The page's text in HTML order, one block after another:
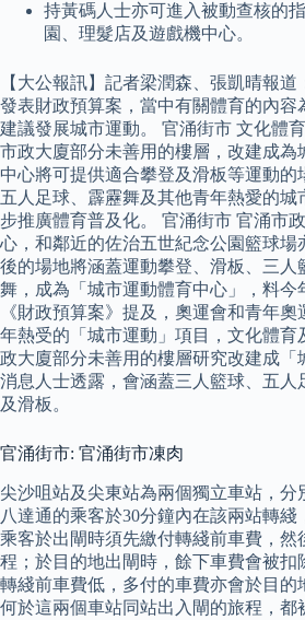
持黃碼人士亦可進入被動查核的
園、理髮店及遊戲機中心。
【大公報訊】記者梁潤森、張凱晴報
發表財政預算案，當中有關體育的內容
建議發展城市運動。 官涌街市 文化體
市政大廈部分未善用的樓層，改建成為
中心將可提供適合攀登及滑板等運動的
五人足球、霹靂舞及其他青年熱愛的城
步推廣體育普及化。 官涌街市 官涌市
心，和鄰近的佐治五世紀念公園籃球場
後的場地將涵蓋運動攀登、滑板、三人
舞，成為「城市運動體育中心」，料今
《財政預算案》提及，奧運會和青年
年熱受的「城市運動」項目，文化體育
政大廈部分未善用的樓層研究改建成「
消息人士透露，會涵蓋三人籃球、五人
及滑板。
官涌街市: 官涌街市凍肉
尖沙咀站及尖東站為兩個獨立車站，分
八達通的乘客於30分鐘內在該兩站轉綫
乘客於出閘時須先繳付轉綫前車費，然
程；於目的地出閘時，餘下車費會被扣
轉綫前車費低，多付的車費亦會於目的
何於這兩個車站同站出入閘的旅程，都